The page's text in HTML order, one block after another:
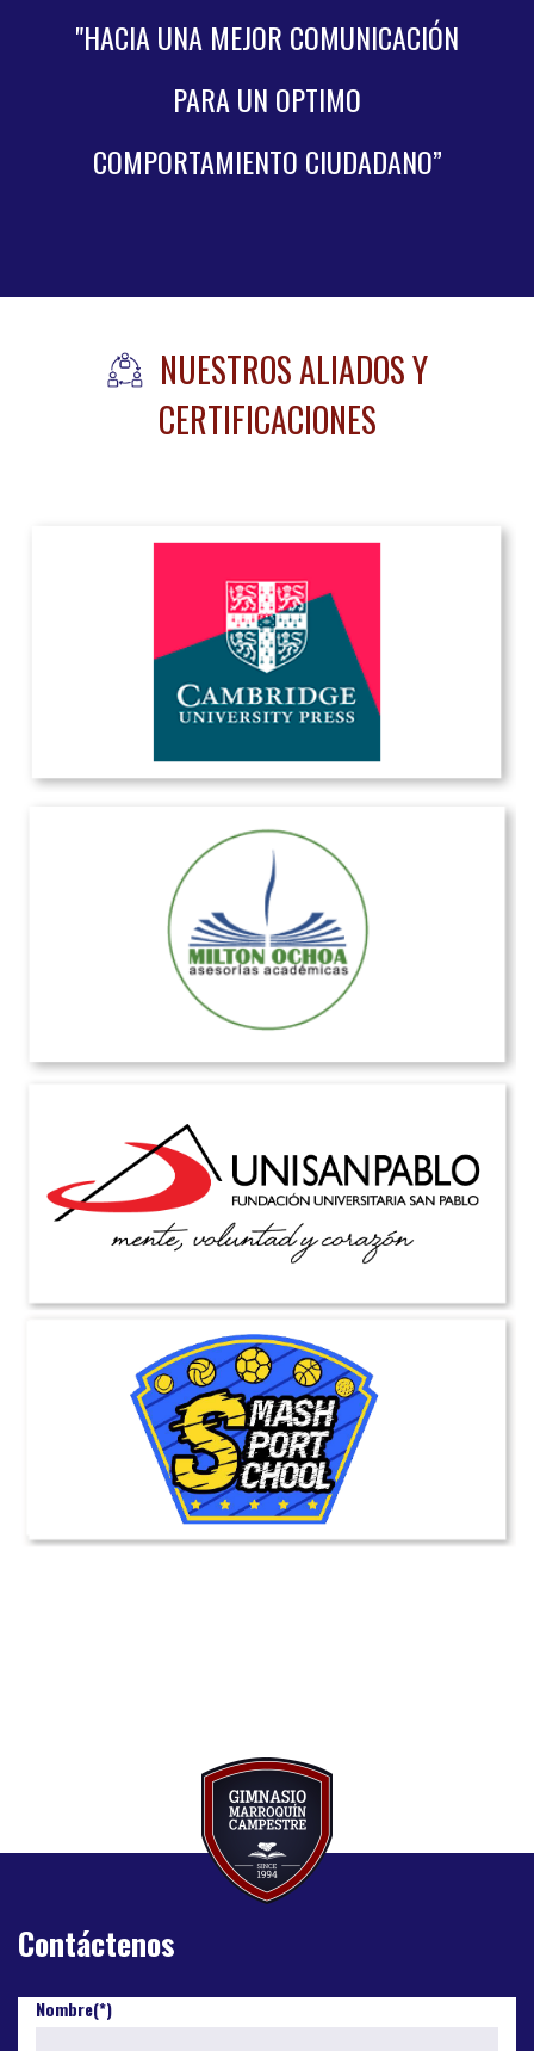
"HACIA UNA MEJOR COMUNICACIÓN
PARA UN OPTIMO
COMPORTAMIENTO CIUDADANO”
NUESTROS ALIADOS Y
CERTIFICACIONES
Contáctenos